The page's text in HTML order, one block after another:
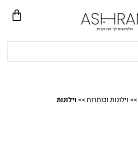
>> וילונות וכותרות>> וילונות